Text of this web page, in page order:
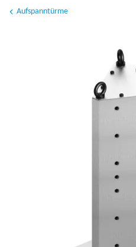
Aufspanntürme